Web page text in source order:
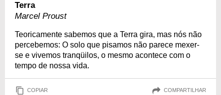
Terra
Marcel Proust
Teoricamente sabemos que a Terra gira, mas nós não
percebemos: O solo que pisamos não parece mexer-
se e vivemos tranqüilos, o mesmo acontece com o
tempo de nossa vida.
COPIAR COMPARTILHAR